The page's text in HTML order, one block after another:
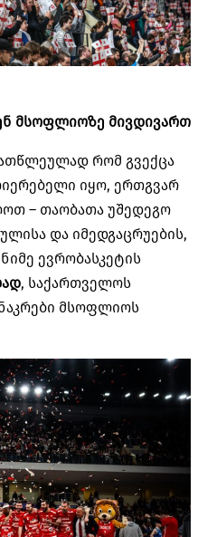
მსოფლიოზე მივდივართ
რომ გვექცა
იყო, ერთგვარ
– თაობათა უშედეგო
და იმედგაცრუების,
ევრობასკეტის
, საქართველოს
მსოფლიოს